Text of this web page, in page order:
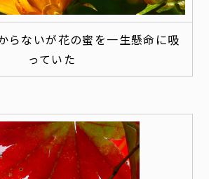
らないが花の蜜を一生懸命に吸
っていた